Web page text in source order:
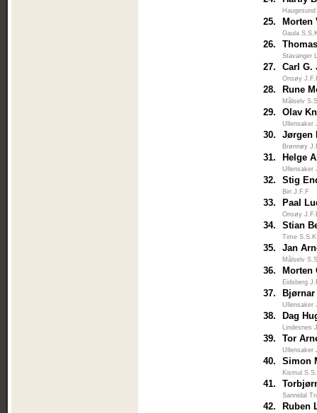
25. Morten
Gaula
26.
Stavanger
27. Carl G.
Onsøy
28. Rune
Målselv
29. Olav
Ullensaker
30. Jørgen
Brønnøy
31. Helge
Ullensaker
32. Stig
Biri J.F.F
33. Paal
Onsøy
34. Stian
Time S.S.K
35. Jan
Målselv
36. Morten
Eidsberg
37. Bjørnar
Ullensaker
38. Dag
Lindesnes
39. Tor
Ullensaker
40. Simon
Kismul
41.
Sannidal
42. Ruben